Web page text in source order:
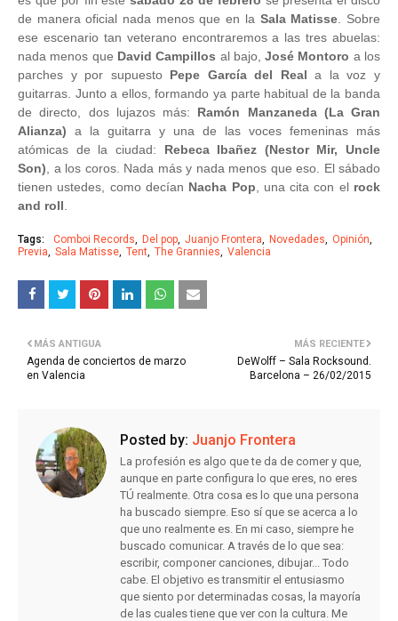
de manera oficial nada menos que en laSala Matisse. Sobre
ese escenario tan veterano encontraremos a las tres abuelas:
nada menos que David Campillos al bajo,José Montoro a los
parches y por supuesto Pepe García del Reala la voz y
guitarras. Junto a ellos, formando ya parte habitual de la banda
de directo, dos lujazos más: Ramón Manzaneda (La Gran
Alianza) a la guitarra y una de las voces femeninas más
atómicas de la ciudad: Rebeca Ibañez (Nestor Mir, Uncle
Son), a los coros. Nada más y nada menos que eso. El sábado
tienen ustedes, como decían Nacha Pop, una cita con el rock
and roll.
Tags: Comboi Records Del pop Juanjo Frontera Novedades
Opinión
Previa
Sala Matisse Tent The Grannies Valencia
MÁS RECIENTE
DeWolff – Sala Rocksound.
Barcelona – 26/02/2015
MÁS ANTIGUA
Agenda de conciertos de marzo
en Valencia
Posted by: Juanjo Frontera
La profesión es algo que te da de comer y que,
aunque en parte configura lo que eres, no eres
TÚ realmente. Otra cosa es lo que una persona
ha buscado siempre. Eso sí que se acerca a lo
que uno realmente es. En mi caso, siempre he
buscado comunicar. A través de lo que sea:
escribir, componer canciones, dibujar... Todo
cabe. El objetivo es transmitir el entusiasmo
que siento por determinadas cosas, la mayoría
de las cuales tiene que ver con la cultura. Me